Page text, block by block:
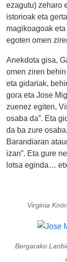
ezagutu) zeharo
istorioak eta
magikoagoak
egoten omen
Anekdota gisa,
omen ziren
eta gidariak,
gora eta Jose
zuenez egiten,
osaba da”. Eta
da ba zure
Barandiaran
izan”. Eta gure
lotsa eginda…
Virginia
Bergarako